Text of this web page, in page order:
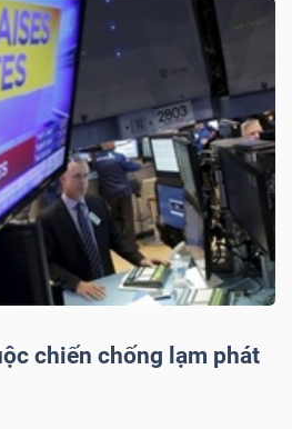
chiến chống lạm phát